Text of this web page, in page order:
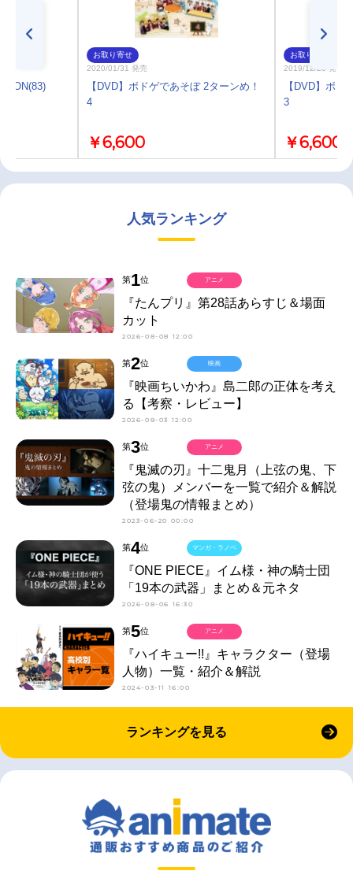
お取り寄せ
2020/01/31 発売
【DVD】ボドゲであそぼ 2ターンめ！
4
￥6,600
お取り寄せ
2019/12/20 発売
【DVD】ボ
3
￥6,600
人気ランキング
第1位
『たんプリ』第28話あらすじ＆場面
カット
2026-08-08 12:00
アニメ
第2位
『映画ちいかわ』島二郎の正体を考え
る【考察・レビュー】
2026-08-03 12:00
映画
第3位
『鬼滅の刃』十二鬼月（上弦の鬼、下
弦の鬼）メンバーを一覧で紹介＆解説
（登場鬼の情報まとめ）
2023-06-20 00:00
アニメ
第4位
『ONE PIECE』イム様・神の騎士団
「19本の武器」まとめ＆元ネタ
2026-08-06 16:30
マンガ・ラノベ
第5位
『ハイキュー!!』キャラクター（登場
人物）一覧・紹介＆解説
2024-03-11 16:00
アニメ
ランキングを見る